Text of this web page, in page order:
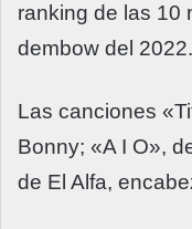
ranking de las 10
dembow del 2022.
Las canciones
Bonny; «A I O»,
de El Alfa,